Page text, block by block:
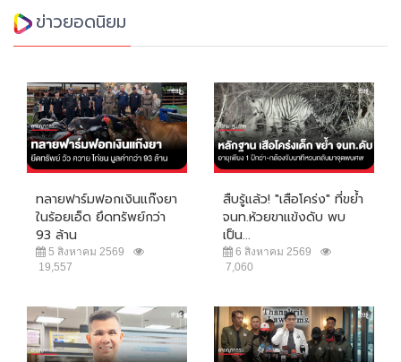
ข่าวยอดนิยม
ทลายฟาร์มฟอกเงินแก๊งยา
ในร้อยเอ็ด ยึดทรัพย์กว่า
93 ล้าน
5 สิงหาคม 2569
19,557
สืบรู้แล้ว! "เสือโคร่ง" ที่ขย้ำ
จนท.ห้วยขาแข้งดับ พบ
เป็น...
6 สิงหาคม 2569
7,060